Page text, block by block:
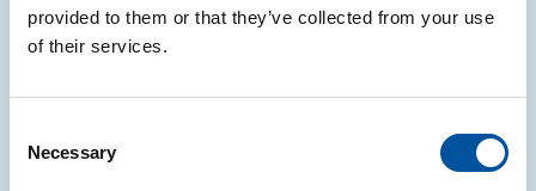
provided to them or that they’ve collected from your use
of their services.
Selection
Necessary